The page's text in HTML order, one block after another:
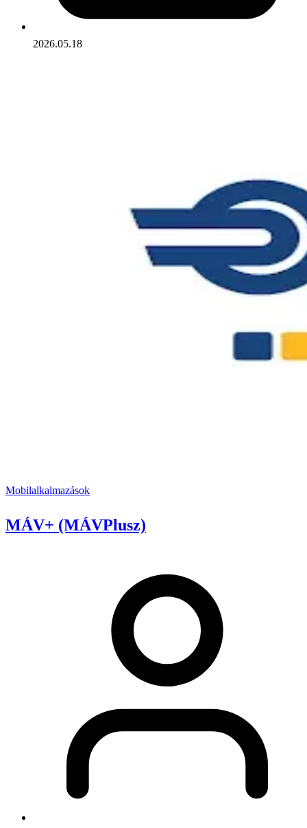
2026.05.18
Mobilalkalmazások
MÁV+ (MÁVPlusz)